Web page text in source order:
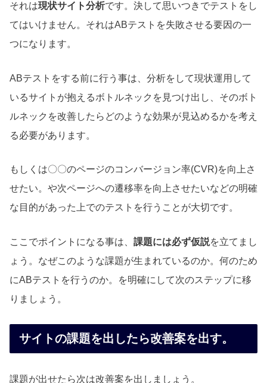
それは現状サイト分析です。決して思いつきでテストをし
てはいけません。それはABテストを失敗させる要因の一
つになります。
ABテストをする前に行う事は、分析をして現状運用して
いるサイトが抱えるボトルネックを見つけ出し、そのボト
ルネックを改善したらどのような効果が見込めるかを考え
る必要があります。
もしくは〇〇のページのコンバージョン率(CVR)を向上さ
せたい。や次ページへの遷移率を向上させたいなどの明確
な目的があった上でのテストを行うことが大切です。
ここでポイントになる事は、 課題には必ず仮説を立てまし
ょう。なぜこのような課題が生まれているのか。何のため
にABテストを行うのか。を明確にして次のステップに移
りましょう。
サイトの課題を出したら改善案を出す。
課題が出せたら次は改善案を出しましょう。